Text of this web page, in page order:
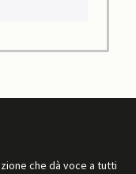
che dà voce a tutti